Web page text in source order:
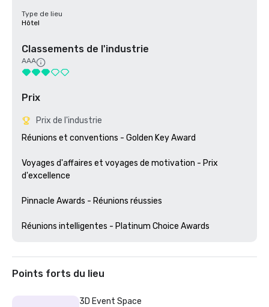
Type de lieu
Hôtel
Classements de l'industrie
AAA
Prix
Prix de l'industrie
Réunions et conventions - Golden Key Award
Voyages d'affaires et voyages de motivation - Prix
d'excellence
Pinnacle Awards - Réunions réussies
Points forts du lieu
3D Event Space